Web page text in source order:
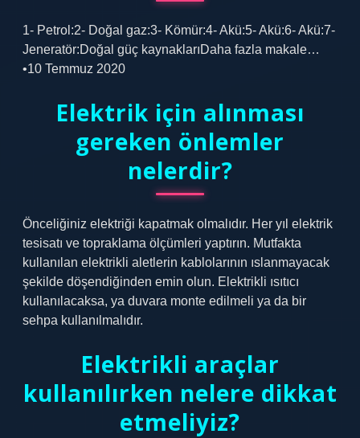
1- Petrol:2- Doğal gaz:3- Kömür:4- Akü:5- Akü:6- Akü:7-
Jeneratör:Doğal güç kaynaklarıDaha fazla makale…
•10 Temmuz 2020
Elektrik için alınması
gereken önlemler
nelerdir?
Önceliğiniz elektriği kapatmak olmalıdır. Her yıl elektrik
tesisatı ve topraklama ölçümleri yaptırın. Mutfakta
kullanılan elektrikli aletlerin kablolarının ıslanmayacak
şekilde döşendiğinden emin olun. Elektrikli ısıtıcı
kullanılacaksa, ya duvara monte edilmeli ya da bir
sehpa kullanılmalıdır.
Elektrikli araçlar
kullanılırken nelere dikkat
etmeliyiz?